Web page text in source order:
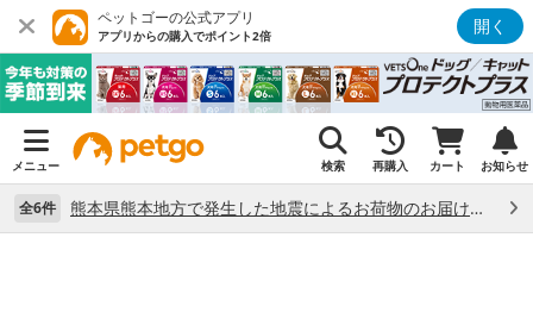
ペットゴーの公式アプリ
アプリからの購入でポイント2倍 開く
メニュー 検索 再購入 カート お知らせ
全6件 熊本県熊本地方で発生した地震によるお荷物のお届け状況について （7/28）